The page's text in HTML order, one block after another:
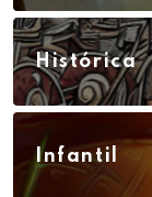
Histórica
Infantil